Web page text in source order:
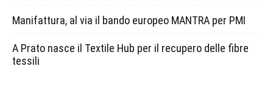
Manifattura, al via il bando europeo MANTRA per PMI
A Prato nasce il Textile Hub per il recupero delle fibre
tessili